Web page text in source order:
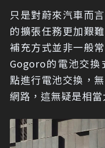
只是對蔚來汽車而
的擴張任務更加艱
補充方式並非一般
Gogoro的電池交
點進行電池交換，
網路，這無疑是相當